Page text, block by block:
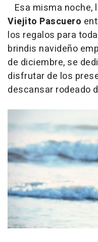
Esa misma noche,
Viejito Pascuero
los regalos para
brindis navideño
de diciembre, se
disfrutar de los
descansar rodeado